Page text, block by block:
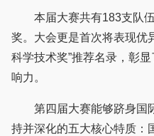
本届大赛共有183支队伍
奖。大会更是首次将表现优
科学技术奖”推荐名录，彰
响力。
第四届大赛能够跻身国
持并深化的五大核心特质：